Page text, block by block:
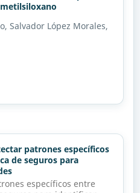
Salvador López Morales,
patrones específicos
de seguros para
específicos entre